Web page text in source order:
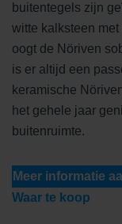
buitentegels zijn
witte kalksteen
oogt de Nöriven
is er altijd een
keramische
het gehele jaar
buitenruimte.
Meer informatie
Waar te koop